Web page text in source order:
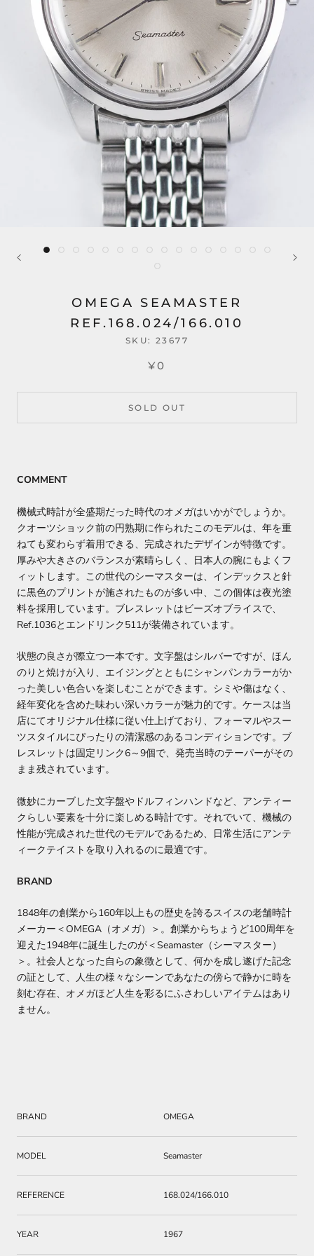
OMEGA SEAMASTER
REF.168.024/166.010
SKU: 23677
¥0
SOLD OUT
COMMENT
機械式時計が全盛期だった時代のオメガはいかがでしょうか。
クオーツショック前の円熟期に作られたこのモデルは、年を重
ねても変わらず着用できる、完成されたデザインが特徴です。
厚みや大きさのバランスが素晴らしく、日本人の腕にもよくフ
ィットします。この世代のシーマスターは、インデックスと針
に黒色のプリントが施されたものが多い中、この個体は夜光塗
料を採用しています。ブレスレットはビーズオブライスで、
Ref.1036とエンドリンク511が装備されています。
状態の良さが際立つ一本です。文字盤はシルバーですが、ほん
のりと焼けが入り、エイジングとともにシャンパンカラーがか
った美しい色合いを楽しむことができます。シミや傷はなく、
経年変化を含めた味わい深いカラーが魅力的です。ケースは当
店にてオリジナル仕様に従い仕上げており、フォーマルやスー
ツスタイルにぴったりの清潔感のあるコンディションです。ブ
レスレットは固定リンク6～9個で、発売当時のテーパーがその
まま残されています。
微妙にカーブした文字盤やドルフィンハンドなど、アンティー
クらしい要素を十分に楽しめる時計です。それでいて、機械の
性能が完成された世代のモデルであるため、日常生活にアンテ
ィークテイストを取り入れるのに最適です。
BRAND
1848年の創業から160年以上もの歴史を誇るスイスの老舗時計
メーカー＜OMEGA（オメガ）＞。創業からちょうど100周年を
迎えた1948年に誕生したのが＜Seamaster（シーマスター）
＞。社会人となった自らの象徴として、何かを成し遂げた記念
の証として、人生の様々なシーンであなたの傍らで静かに時を
刻む存在、オメガほど人生を彩るにふさわしいアイテムはあり
ません。
BRAND OMEGA
MODEL Seamaster
REFERENCE 168.024/166.010
YEAR 1967